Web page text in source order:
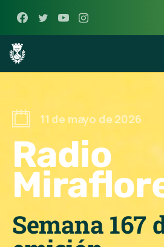
11 de mayo de 2026
Radio
Semana 167